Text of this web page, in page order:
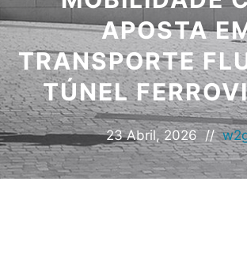
APOSTA
TRANSPORTE
TÚNEL
23 Abril, 2026 //